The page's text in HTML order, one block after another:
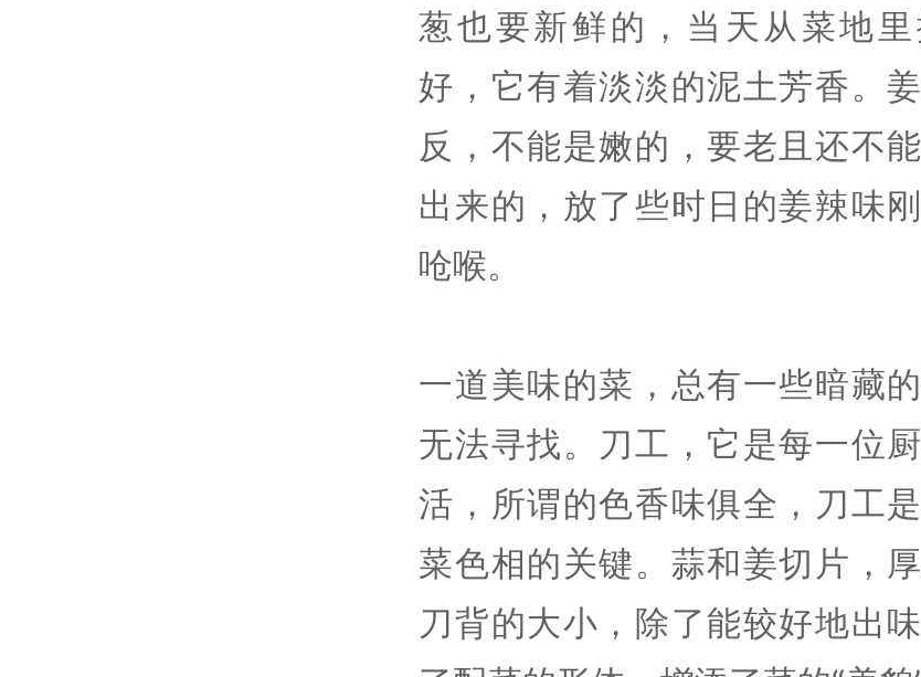
葱也要新鲜的，当天从菜地
好，它有着淡淡的泥土芳香。
反，不能是嫩的，要老且还不
出来的，放了些时日的姜辣味
呛喉。
一道美味的菜，总有一些暗藏
无法寻找。刀工，它是每一位
活，所谓的色香味俱全，刀工
菜色相的关键。蒜和姜切片，
刀背的大小，除了能较好地出